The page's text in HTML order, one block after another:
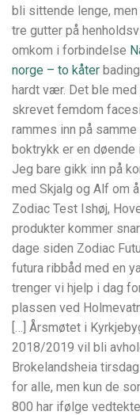
bli sittende lenge,
tre gutter på
omkom i forbindelse
norge – to kåter
hardt vær. Det ble
skrevet femdom
rammes inn på
boktrykk er en døende
Jeg bare gikk inn på
med Skjalg og Alf om
Zodiac Test Ishøj,
produkter kommer
dage siden Zodiac
futura ribbåd med en
trenger vi hjelp i dag
plassen ved
[…] Årsmøtet i
2018/2019 vil bli
Brokelandsheia
for alle, men kun de
800 har ifølge